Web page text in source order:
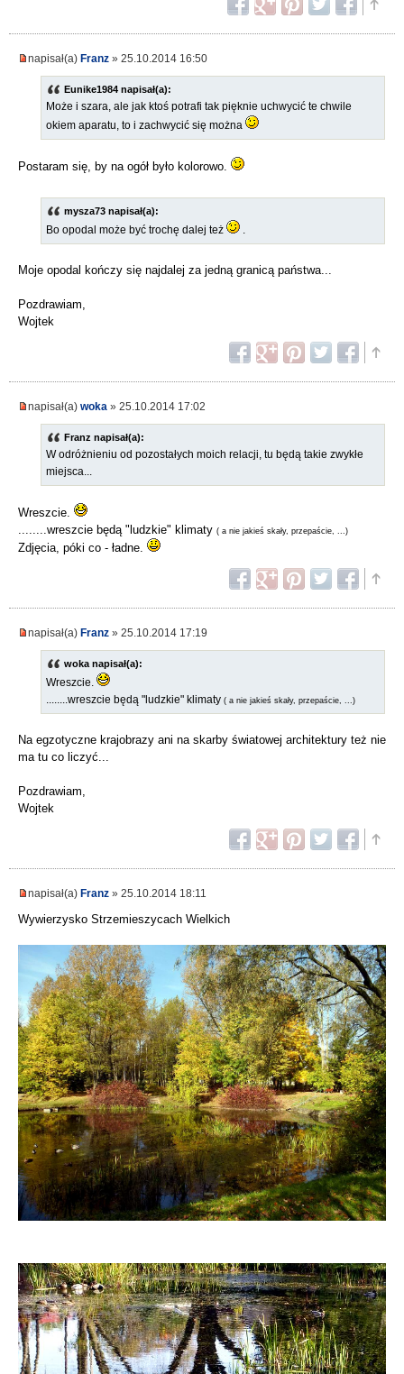
napisał(a) Franz » 25.10.2014 16:50
Eunike1984 napisał(a):
Może i szara, ale jak ktoś potrafi tak pięknie uchwycić te chwile
okiem aparatu, to i zachwycić się można
Postaram się, by na ogół było kolorowo.
mysza73 napisał(a):
Bo opodal może być trochę dalej też .
Moje opodal kończy się najdalej za jedną granicą państwa...
Pozdrawiam,
Wojtek
napisał(a) woka » 25.10.2014 17:02
Franz napisał(a):
W odróżnieniu od pozostałych moich relacji, tu będą takie zwykłe
miejsca...
Wreszcie.
........wreszcie będą "ludzkie" klimaty ( a nie jakieś skały, przepaście, ...)
Zdjęcia, póki co - ładne.
napisał(a) Franz » 25.10.2014 17:19
woka napisał(a):
Wreszcie.
........wreszcie będą "ludzkie" klimaty ( a nie jakieś skały, przepaście, ...)
Na egzotyczne krajobrazy ani na skarby światowej architektury też nie
ma tu co liczyć...
Pozdrawiam,
Wojtek
napisał(a) Franz » 25.10.2014 18:11
Wywierzysko Strzemieszycach Wielkich